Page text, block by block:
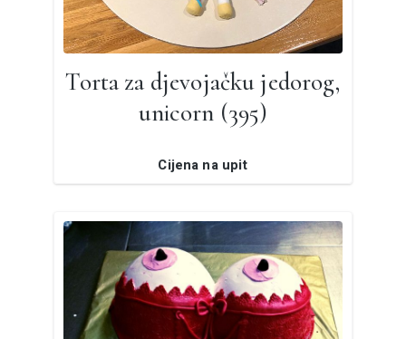
Torta za djevojačku jedorog,
unicorn (395)
Cijena na upit